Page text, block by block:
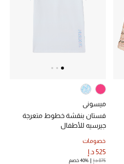
ميسوني
فستان بنقشة خطوط متعرجة
جيرسيه للأطفال
خصومات
525 د.إ
875 د.إ 40% خصم